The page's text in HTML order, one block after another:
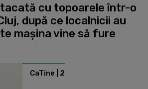
cu topoarele într-o
după ce localnicii au
mașina vine să fure
CaTine | 2